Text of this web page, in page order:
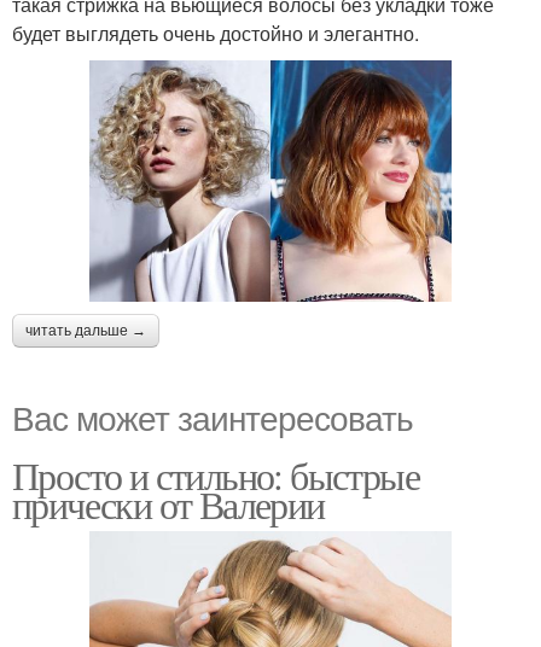
будет выглядеть очень достойно и элегантно.
читать дальше →
Вас может заинтересовать
Просто и стильно: быстрые
прически от Валерии